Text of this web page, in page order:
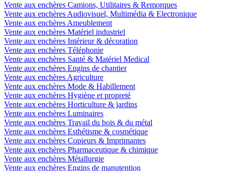
Vente aux enchères Camions, Utilitaires & Remorques
Vente aux enchères Audiovisuel, Multimédia & Electronique
Vente aux enchères Ameublement
Vente aux enchères Matériel industriel
Vente aux enchères Intérieur & décoration
Vente aux enchères Téléphonie
Vente aux enchères Santé & Matériel Medical
Vente aux enchères Engins de chantier
Vente aux enchères Agriculture
Vente aux enchères Mode & Habillement
Vente aux enchères Hygiène et propreté
Vente aux enchères Horticulture & jardins
Vente aux enchères Luminaires
Vente aux enchères Travail du bois & du métal
Vente aux enchères Esthétisme & cosmétique
Vente aux enchères Copieurs & Imprimantes
Vente aux enchères Pharmaceutique & chimique
Vente aux enchères Métallurgie
Vente aux enchères Engins de manutention